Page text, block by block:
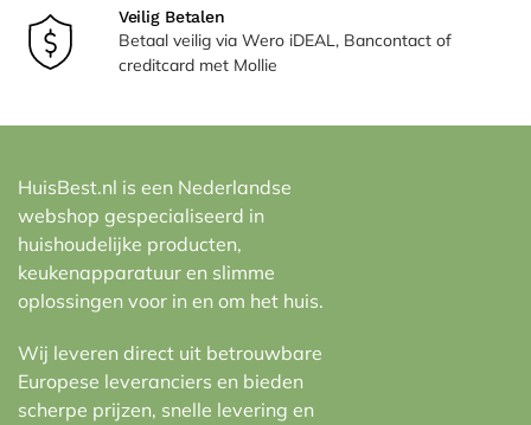
Veilig Betalen
Betaal veilig via Wero iDEAL, Bancontact of
creditcard met Mollie
HuisBest.nl is een Nederlandse
webshop gespecialiseerd in
huishoudelijke producten,
keukenapparatuur en slimme
oplossingen voor in en om het huis.
Wij leveren direct uit betrouwbare
Europese leveranciers en bieden
scherpe prijzen, snelle levering en